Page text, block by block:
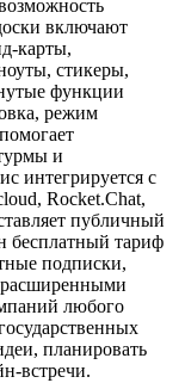
включают
стикеры,
функции
режим
и
интегрируется с
Rocket.Chat,
публичный
бесплатный тариф
подписки,
расширенными
любого
планировать